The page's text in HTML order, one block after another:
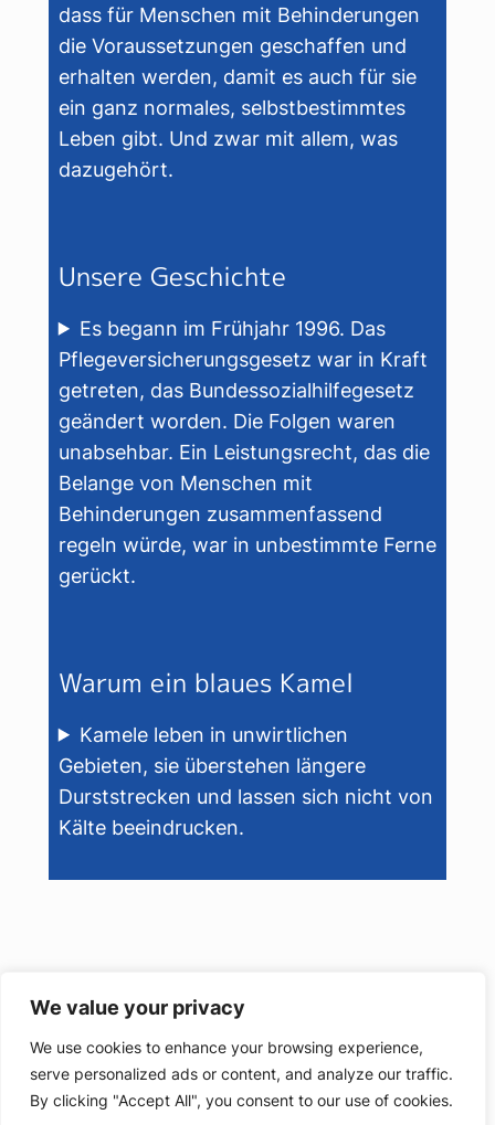
We value your privacy
We use cookies to enhance your browsing experience,
serve personalized ads or content, and analyze our traffic.
By clicking "Accept All", you consent to our use of cookies.
dass für Menschen mit Behinderungen
die Voraussetzungen geschaffen und
erhalten werden, damit es auch für sie
ein ganz normales, selbstbestimmtes
Leben gibt. Und zwar mit allem, was
dazugehört.
Unsere Geschichte
Es begann im Frühjahr 1996. Das
Pflegeversicherungsgesetz war in Kraft
getreten, das Bundessozialhilfegesetz
geändert worden. Die Folgen waren
unabsehbar. Ein Leistungsrecht, das die
Belange von Menschen mit
Behinderungen zusammenfassend
regeln würde, war in unbestimmte Ferne
gerückt.
Warum ein blaues Kamel
Kamele leben in unwirtlichen
Gebieten, sie überstehen längere
Durststrecken und lassen sich nicht von
Kälte beeindrucken.
Kontakt Links ArchivImpressum